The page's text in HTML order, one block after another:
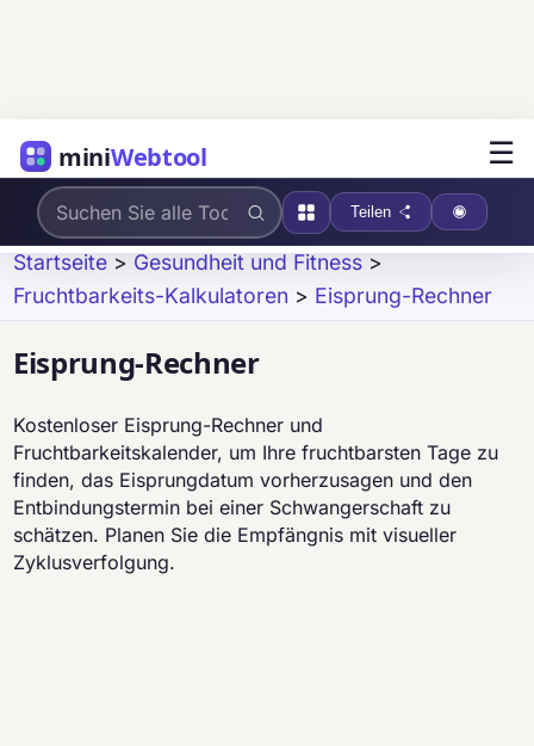
miniWebtool ☰
Teilen
Startseite > Gesundheit und Fitness >
Fruchtbarkeits-Kalkulatoren > Eisprung-Rechner
Eisprung-Rechner
Kostenloser Eisprung-Rechner und
Fruchtbarkeitskalender, um Ihre fruchtbarsten Tage zu
finden, das Eisprungdatum vorherzusagen und den
Entbindungstermin bei einer Schwangerschaft zu
schätzen. Planen Sie die Empfängnis mit visueller
Zyklusverfolgung.